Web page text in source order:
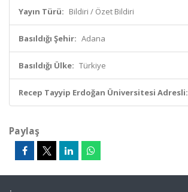
Yayın Türü: Bildiri / Özet Bildiri
Basıldığı Şehir: Adana
Basıldığı Ülke: Türkiye
Recep Tayyip Erdoğan Üniversitesi Adresli:
Paylaş